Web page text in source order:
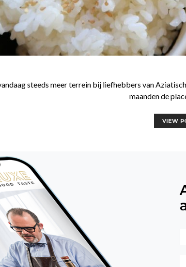
steeds meer terrein bij liefhebbers van
maanden de
VIEW